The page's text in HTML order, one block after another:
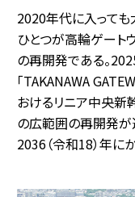
2020年代に入って
ひとつが高輪ゲート
の再開発である。
「TAKANAWA
おけるリニア中央新
の広範囲の再開発が
2036（令和18）年に